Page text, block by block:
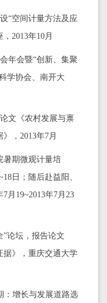
“空间计量方法及应
2013年10月
年会暨“创新、集聚
学协会、南开大
文《农村发展与禀
，2013年7月
暑期微观计量培
日；随后赴益阳、
月19~2013年7月23
”论坛，报告论文
据》，重庆交通大学
：增长与发展道路选